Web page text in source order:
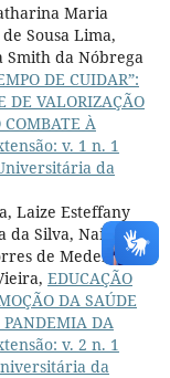
Maria
Sousa Lima,
Smith da Nóbrega
DE CUIDAR”:
DE VALORIZAÇÃO
À
v. 1 n. 1
da
Laize Esteffany
da Silva, Naianna
de Medeiros,
EDUCAÇÃO
DA SAÚDE
PANDEMIA DA
v. 2 n. 1
da